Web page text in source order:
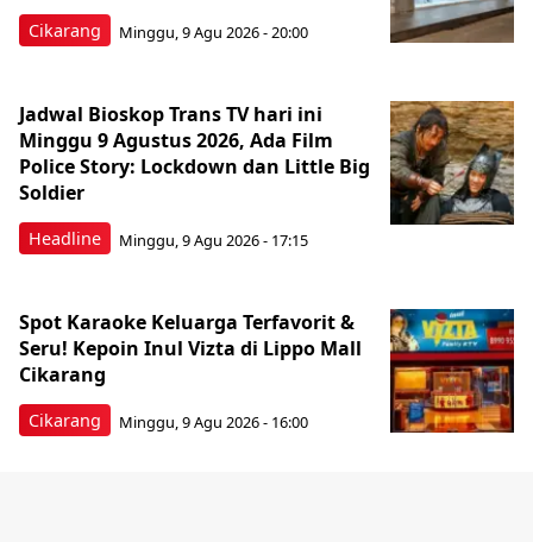
Cikarang Minggu, 9 Agu 2026 - 20:00
Headline
Jadwal Bioskop Trans TV hari ini
Minggu 9 Agustus 2026, Ada Film
Police Story: Lockdown dan Little Big
Soldier
Minggu, 9 Agu 2026 - 17:15
Cikarang
Spot Karaoke Keluarga Terfavorit &
Seru! Kepoin Inul Vizta di Lippo Mall
Cikarang
Minggu, 9 Agu 2026 - 16:00